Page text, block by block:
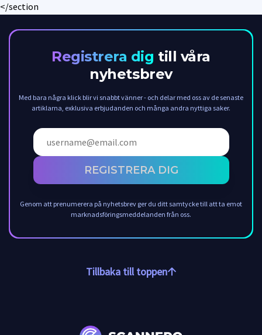
</section
Registrera dig till våra
nyhetsbrev
Med bara några klick blir vi snabbt vänner - och delar med oss av de senaste
artiklarna, exklusiva erbjudanden och många andra nyttiga saker.
REGISTRERA DIG
Genom att prenumerera på nyhetsbrev ger du ditt samtycke till att ta emot
marknadsföringsmeddelanden från oss.
Tillbaka till toppen